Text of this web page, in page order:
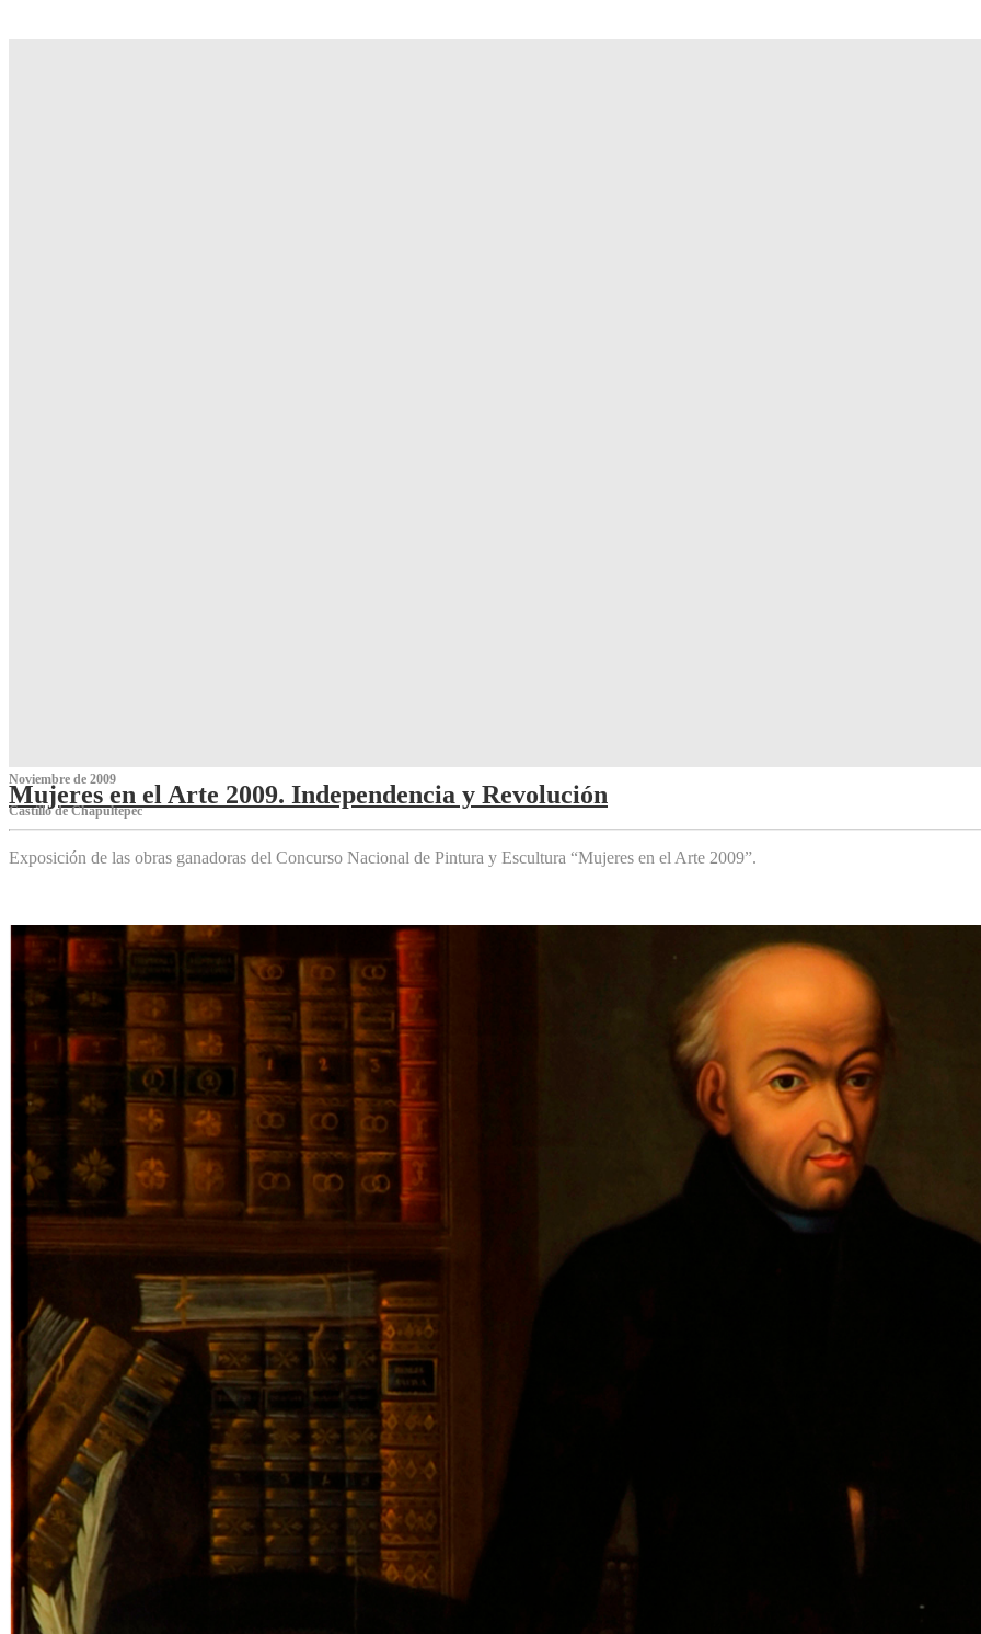
Noviembre de 2009
Mujeres en el Arte 2009. Independencia y Revolución
Castillo de Chapultepec
Exposición de las obras ganadoras del Concurso Nacional de Pintura y Escultura “Mujeres en el Arte 2009”.